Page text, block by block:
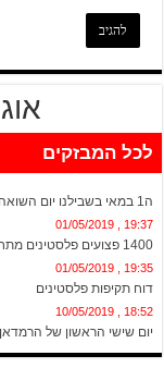
אוג 6 2026, 08:23
לכל המבזקים
ה1 במאי בשבילנו יום השואה השנה, בשביל ה�...
19:37 , 01/05/2019
1400 פצועים פלסטינים מתחילת השנה
19:35 , 01/05/2019
דוח תקיפות פלסטינים
18:52 , 10/05/2019
יום שישי הראשון של